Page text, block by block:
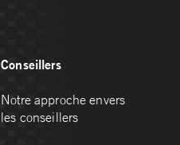
Conseillers
Notre approche envers
les conseillers